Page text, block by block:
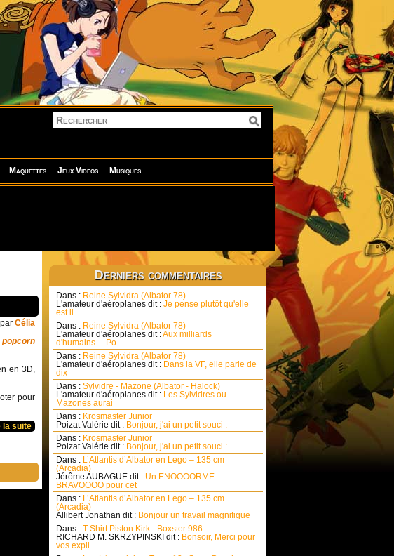
Maquettes Jeux Vidéos Musiques
Célia
popcorn
en 3D,
pour
la suite
Derniers commentaires
Dans : Reine Sylvidra (Albator 78)
L'amateur d'aéroplanes dit : Je pense plutôt qu'elle
est li
Dans : Reine Sylvidra (Albator 78)
L'amateur d'aéroplanes dit :Aux milliards
d'humains.... Po
Dans : Reine Sylvidra (Albator 78)
L'amateur d'aéroplanes dit : Dans la VF, elle parle de
dix
Dans : Sylvidre - Mazone (Albator - Halock)
L'amateur d'aéroplanes dit : Les Sylvidres ou
Mazones aurai
Dans : Krosmaster Junior
Poizat Valérie dit : Bonjour, j'ai un petit souci :
Dans : Krosmaster Junior
Poizat Valérie dit : Bonjour, j'ai un petit souci :
Dans : L’Atlantis d’Albator en Lego – 135 cm
(Arcadia)
Jérôme AUBAGUE dit : Un ENOOOORME
BRAVOOOO pour cet
Dans : L’Atlantis d’Albator en Lego – 135 cm
(Arcadia)
Allibert Jonathan dit : Bonjour un travail magnifique
Dans : T-Shirt Piston Kirk - Boxster 986
RICHARD M. SKRZYPINSKI dit : Bonsoir, Merci pour
vos expli